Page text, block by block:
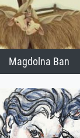
Magdolna Ban